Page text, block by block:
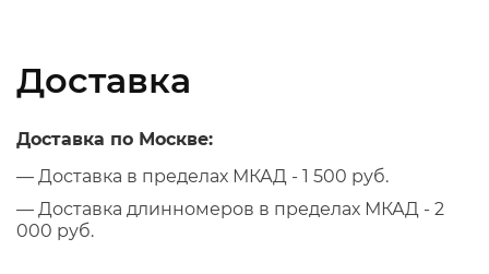
Доставка
Доставка по Москве:
— Доставка в пределах МКАД - 1 500 руб.
— Доставка длинномеров в пределах МКАД - 2
000 руб.